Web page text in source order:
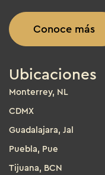
Conoce más
Ubicaciones
Monterrey, NL
CDMX
Guadalajara, Jal
Puebla, Pue
Tijuana, BCN